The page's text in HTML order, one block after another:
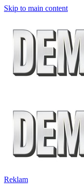
Skip to main content
Reklam